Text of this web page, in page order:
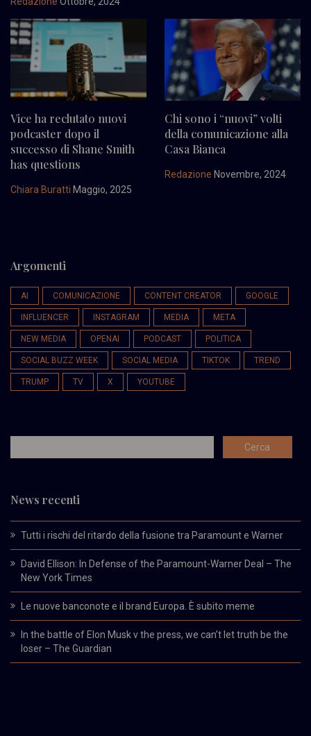
Vice ha reclutato nuovi
podcaster dopo il
successo di Shane Smith
has questions
Chiara Buratti Maggio, 2025
Chi sono i “nuovi” volti
della comunicazione alla
Casa Bianca
Redazione Novembre, 2024
Argomenti
AI COMUNICAZIONE CONTENT CREATOR GOOGLE
INFLUENCER INSTAGRAM MEDIA META
NEW MEDIA OPENAI PODCAST POLITICA
SOCIAL BUZZ WEEK SOCIAL MEDIA TIKTOK TREND
TRUMP TV X YOUTUBE
News recenti
Tutti i rischi del ritardo della fusione tra Paramount e Warner
David Ellison: In Defense of the Paramount-Warner Deal – The
New York Times
Le nuove banconote e il brand Europa. È subito meme
In the battle of Elon Musk v the press, we can’t let truth be the
loser – The Guardian